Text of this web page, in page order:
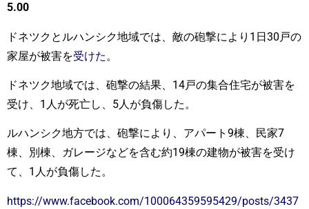
5.00
ドネツクとルハンシク地域では、敵の砲撃により1日30戸の
家屋が被害を受けた 。
ドネツク地域では、砲撃の結果、14戸の集合住宅が被害を
受け、1人が死亡し、5人が負傷した。
ルハンシク地方では、砲撃により、アパート9棟、民家7
棟、別棟、ガレージなどを含む約19棟の建物が被害を受け
て、1人が負傷した。
https://www.facebook.com/100064359595429/posts/3437